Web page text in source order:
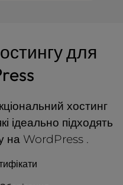
для
хостинг
ідеально підходять
на WordPress .